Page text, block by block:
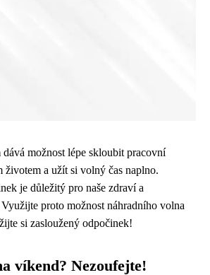
dává možnost lépe skloubit pracovní
životem a užít si volný čas naplno.
je důležitý pro naše zdraví a
proto možnost náhradního volna
si zasloužený odpočinek!
víkend? Nezoufejte!